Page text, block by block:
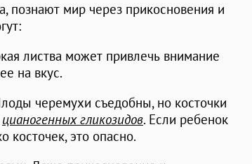
познают мир через прикосновения и
листва может привлечь внимание
на вкус.
черемухи съедобны, но косточки
цианогенных гликозидов. Если ребенок
косточек, это опасно.